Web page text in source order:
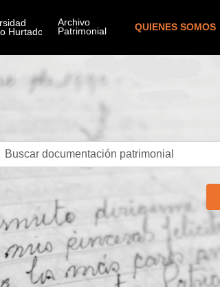
QUIENES SOMOS